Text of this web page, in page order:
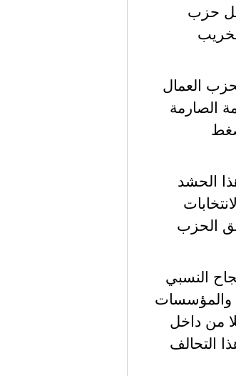
حزب
العمال
الصارمة
الحشد
حقق الحزب
النجاح النسبي
والمؤسسات
من داخل
التحالف